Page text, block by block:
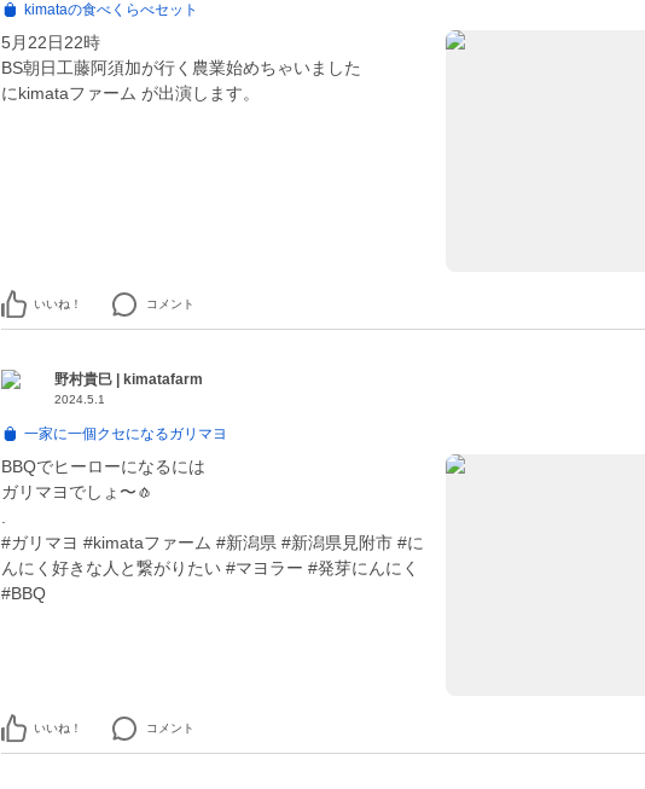
kimataの食べくらべセット
5月22日22時
BS朝日工藤阿須加が行く農業始めちゃいました
にkimataファーム が出演します。
いいね！ コメント
野村貴巳 | kimatafarm
2024.5.1
一家に一個クセになるガリマヨ
BBQでヒーローになるには
ガリマヨでしょ〜🧄
#ガリマヨ #kimataファーム #新潟県 #新潟県見附市 #に
んにく好きな人と繋がりたい #マヨラー #発芽にんにく
#BBQ
いいね！ コメント